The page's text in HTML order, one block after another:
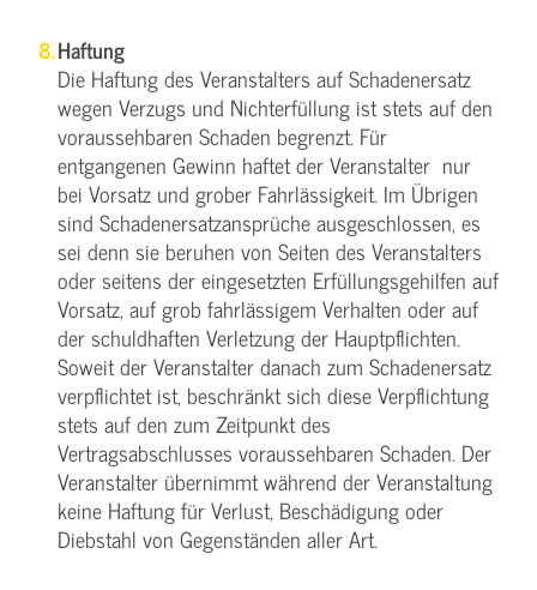
Haftung
Die Haftung des Veranstalters auf Schadenersatz
wegen Verzugs und Nichterfüllung ist stets auf den
voraussehbaren Schaden begrenzt. Für
entgangenen Gewinn haftet der Veranstalter nur
bei Vorsatz und grober Fahrlässigkeit. Im Übrigen
sind Schadenersatzansprüche ausgeschlossen, es
sei denn sie beruhen von Seiten des Veranstalters
oder seitens der eingesetzten Erfüllungsgehilfen auf
Vorsatz, auf grob fahrlässigem Verhalten oder auf
der schuldhaften Verletzung der Hauptpflichten.
Soweit der Veranstalter danach zum Schadenersatz
verpflichtet ist, beschränkt sich diese Verpflichtung
stets auf den zum Zeitpunkt des
Vertragsabschlusses voraussehbaren Schaden. Der
Veranstalter übernimmt während der Veranstaltung
keine Haftung für Verlust, Beschädigung oder
Diebstahl von Gegenständen aller Art.